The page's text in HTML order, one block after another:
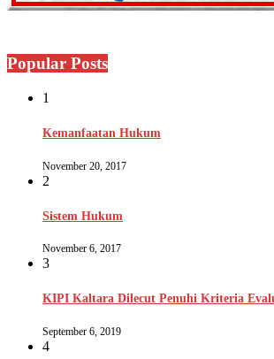
Popular Posts
1
Kemanfaatan Hukum
November 20, 2017
2
Sistem Hukum
November 6, 2017
3
KIPI Kaltara Dilecut Penuhi Kriteria
September 6, 2019
4